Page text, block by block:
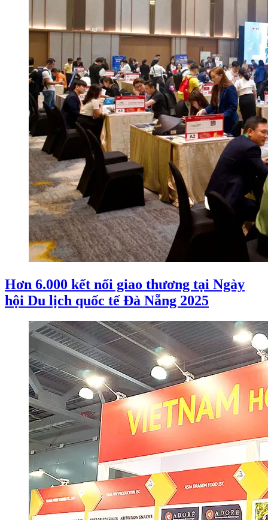
Hơn 6.000 kết nối giao thương tại Ngày
hội Du lịch quốc tế Đà Nẵng 2025